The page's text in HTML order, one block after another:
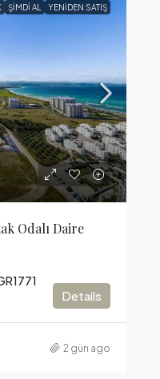
ŞIMDI AL YENIDEN SATIŞ
Odalı Daire
Details
2 gün ago